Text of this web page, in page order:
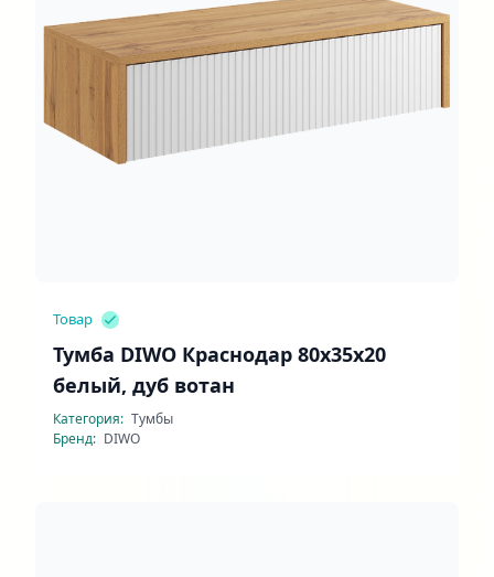
Товар
Тумба DIWO Краснодар 80x35x20
белый, дуб вотан
Категория: Тумбы
Бренд: DIWO